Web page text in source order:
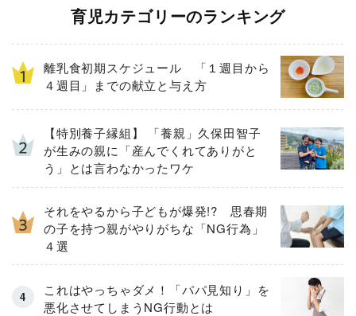
育児カテゴリーのランキング
離乳食初期スケジュール 「１週目から
４週目」までの献立と与え方
【特別養子縁組】 「養親」久保田智子
が生みの親に「産んでくれてありがと
う」とは言わなかったワケ
それをやるから子どもが爆発!? 思春期
の子を持つ親がやりがちな「NG行為」
４選
これはやっちゃダメ！「パパ見知り」を
悪化させてしまうNG行動とは